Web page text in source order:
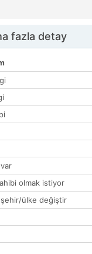
fazla detay
olmak istiyor
ülke değiştir